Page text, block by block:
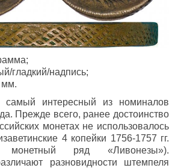
гладкий/надпись;
мм.
самый интересный из номиналов
Прежде всего, ранее достоинство
монетах не использовалось
4 копейки 1756-1757 гг.
ряд «Ливонезы»).
разновидности штемпеля